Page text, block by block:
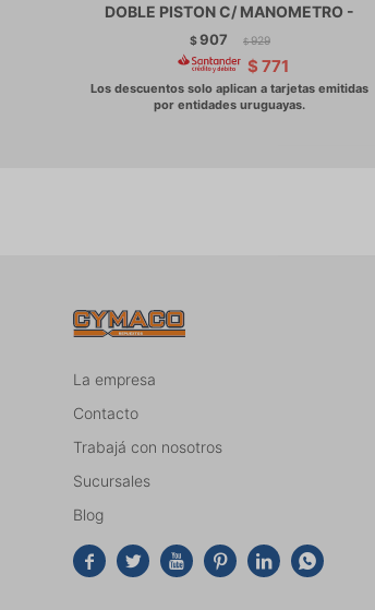
DOBLE PISTON C/ MANOMETRO -
$907 $ 929
$ 771
La empresa
Contacto
Trabajá con nosotros
Sucursales
Blog
     